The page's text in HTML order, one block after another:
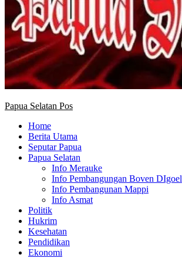
Papua Selatan Pos
Home
Berita Utama
Seputar Papua
Papua Selatan
Info Merauke
Info Pembangungan Boven DIgoel
Info Pembangunan Mappi
Info Asmat
Politik
Hukrim
Kesehatan
Pendidikan
Ekonomi